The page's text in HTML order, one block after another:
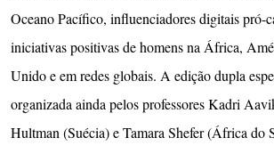
Oceano Pacífico, influenciadores digitais pró-
iniciativas positivas de homens na África,
Unido e em redes globais. A edição dupla
organizada ainda pelos professores Kadri
Hultman (Suécia) e Tamara Shefer (África do